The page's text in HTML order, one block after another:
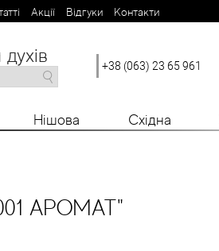
Aкції Відгуки Контакти
+38 (063) 23 65 961
Нішова Східна
АРОМАТ"